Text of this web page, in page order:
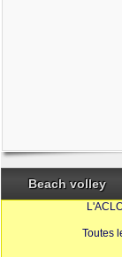
Beach volley
Toutes